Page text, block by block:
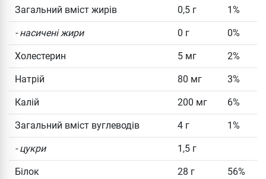
Загальний вміст жирів 0,5 г 1%
- насичені жири 0 г 0%
Холестерин 5 мг 2%
Натрій 80 мг 3%
Калій 200 мг 6%
Загальний вміст вуглеводів 4 г 1%
- цукри 1,5 г
Білок 28 г 56%